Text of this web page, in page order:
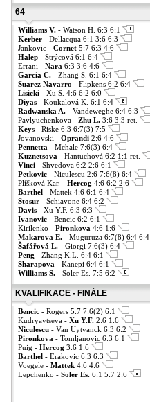
64
Williams V. - Watson H. 6:3 6:1
Kerber - Dellacqua 6:1 3:6 6:3
Jankovic - Cornet 5:7 6:3 4:6
Halep - Strýcová 6:1 6:4
Errani - Nara 6:3 3:6 4:6
Garcia C. - Zhang S. 6:1 6:4
Suarez Navarro - Flipkens 6:2 6:4
Lisicki - Xu S. 4:6 6:2 6:0
Diyas - Koukalová K. 6:1 6:4
Radwanska A. - Vandeweghe 6:4 6:3
Pavlyuchenkova - Zhu L. 3:6 3:3 ret.
Keys - Riske 6:3 6:7(3) 7:5
Jovanovski - Oprandi 2:6 4:6
Pennetta - Mchale 7:6(3) 6:4
Kuznetsova - Hantuchová 6:2 1:1 ret.
Vinci - Shvedova 6:2 2:6 6:1
Petkovic - Niculescu 2:6 7:6(8) 6:4
Plíšková Kar. - Hercog 4:6 6:2 2:6
Barthel - Mattek 4:6 6:1 6:4
Stosur - Schiavone 6:4 6:2
Davis - Xu Y.F. 6:3 6:3
Ivanovic - Bencic 6:2 6:1
Kirilenko - Pironkova 4:6 1:6
Makarova E. - Muguruza 6:7(8) 6:4 6:4
Šafářová L. - Giorgi 7:6(3) 6:4
Peng - Zhang K.L. 6:4 6:1
Sharapova - Kanepi 6:4 6:1
Williams S. - Soler Es. 7:5 6:2
KVALIFIKACE - FINÁLE
Bencic - Rogers 5:7 7:6(2) 6:1
Kudryavtseva - Xu Y.F. 2:6 1:6
Niculescu - Van Uytvanck 6:3 6:2
Pironkova - Tomljanovic 6:3 6:1
Puig - Hercog 3:6 1:6
Barthel - Erakovic 6:3 6:3
Voegele - Mattek 4:6 4:6
Lepchenko - Soler Es. 6:1 5:7 2:6